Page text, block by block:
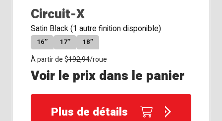
Circuit-X
Satin Black (1 autre finition disponible)
16″ 17″ 18″
À partir de $192,94/roue
Voir le prix dans le panier
Plus de détails